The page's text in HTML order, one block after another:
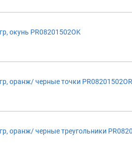
окунь PR08201502OK
оранж/ черные точки
оранж/ черные треугольники